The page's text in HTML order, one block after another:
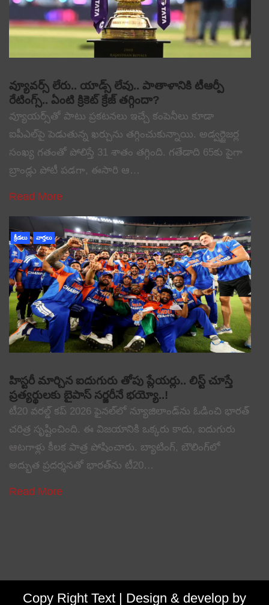
వ్యూవర్స్ లేరు.. యాడ్స్ లేవు.. పాతాళానికి టీఆర్పీ
రేటింగ్స్.. ఏంటి క్రికెట్ క్రేజ్ తగ్గిందా?
వ్యూయర్స్‌తో పాటు ప్రకటనలు ఇచ్చే కంపెనీలు కూడా
ఐపీఎల్‌పై పెడుతున్న ఖర్చును తగ్గించుకున్నాయి. అడ్వర్టైజర్ల
సంఖ్య గతంతో పోలిస్తే 31 శాతం తగ్గింది. గతేడాది 65కు పైగా
బ్రాండ్లు పోటీ పడగా, ఈసారి ఆ…
Read More
క్రీడలు వార్తలు
హిస్టరీ మార్చిన ఐదుగురు తోపు ప్లేయర్లు.. లిస్ట్ చూస్తే
ప్రత్యర్థులకు బైపాస్ సర్జరీనే భయ్యో..!
టీ20 వరల్డ్ కప్ 2026 ఫైనల్‌లో న్యూజిలాండ్‌ను ఓడించి భారత్
చరిత్ర సృష్టించింది. ఈ విజయానికి ఒక్కరు కాదు, ఐదుగురు
ఆటగాళ్లు కీలక పాత్ర పోషించారు. బ్యాటింగ్, బౌలింగ్‌లో
అద్భుత ప్రదర్శనతో భారత్‌ను టీ20…
Read More
Copy Right Text | Design & develop by